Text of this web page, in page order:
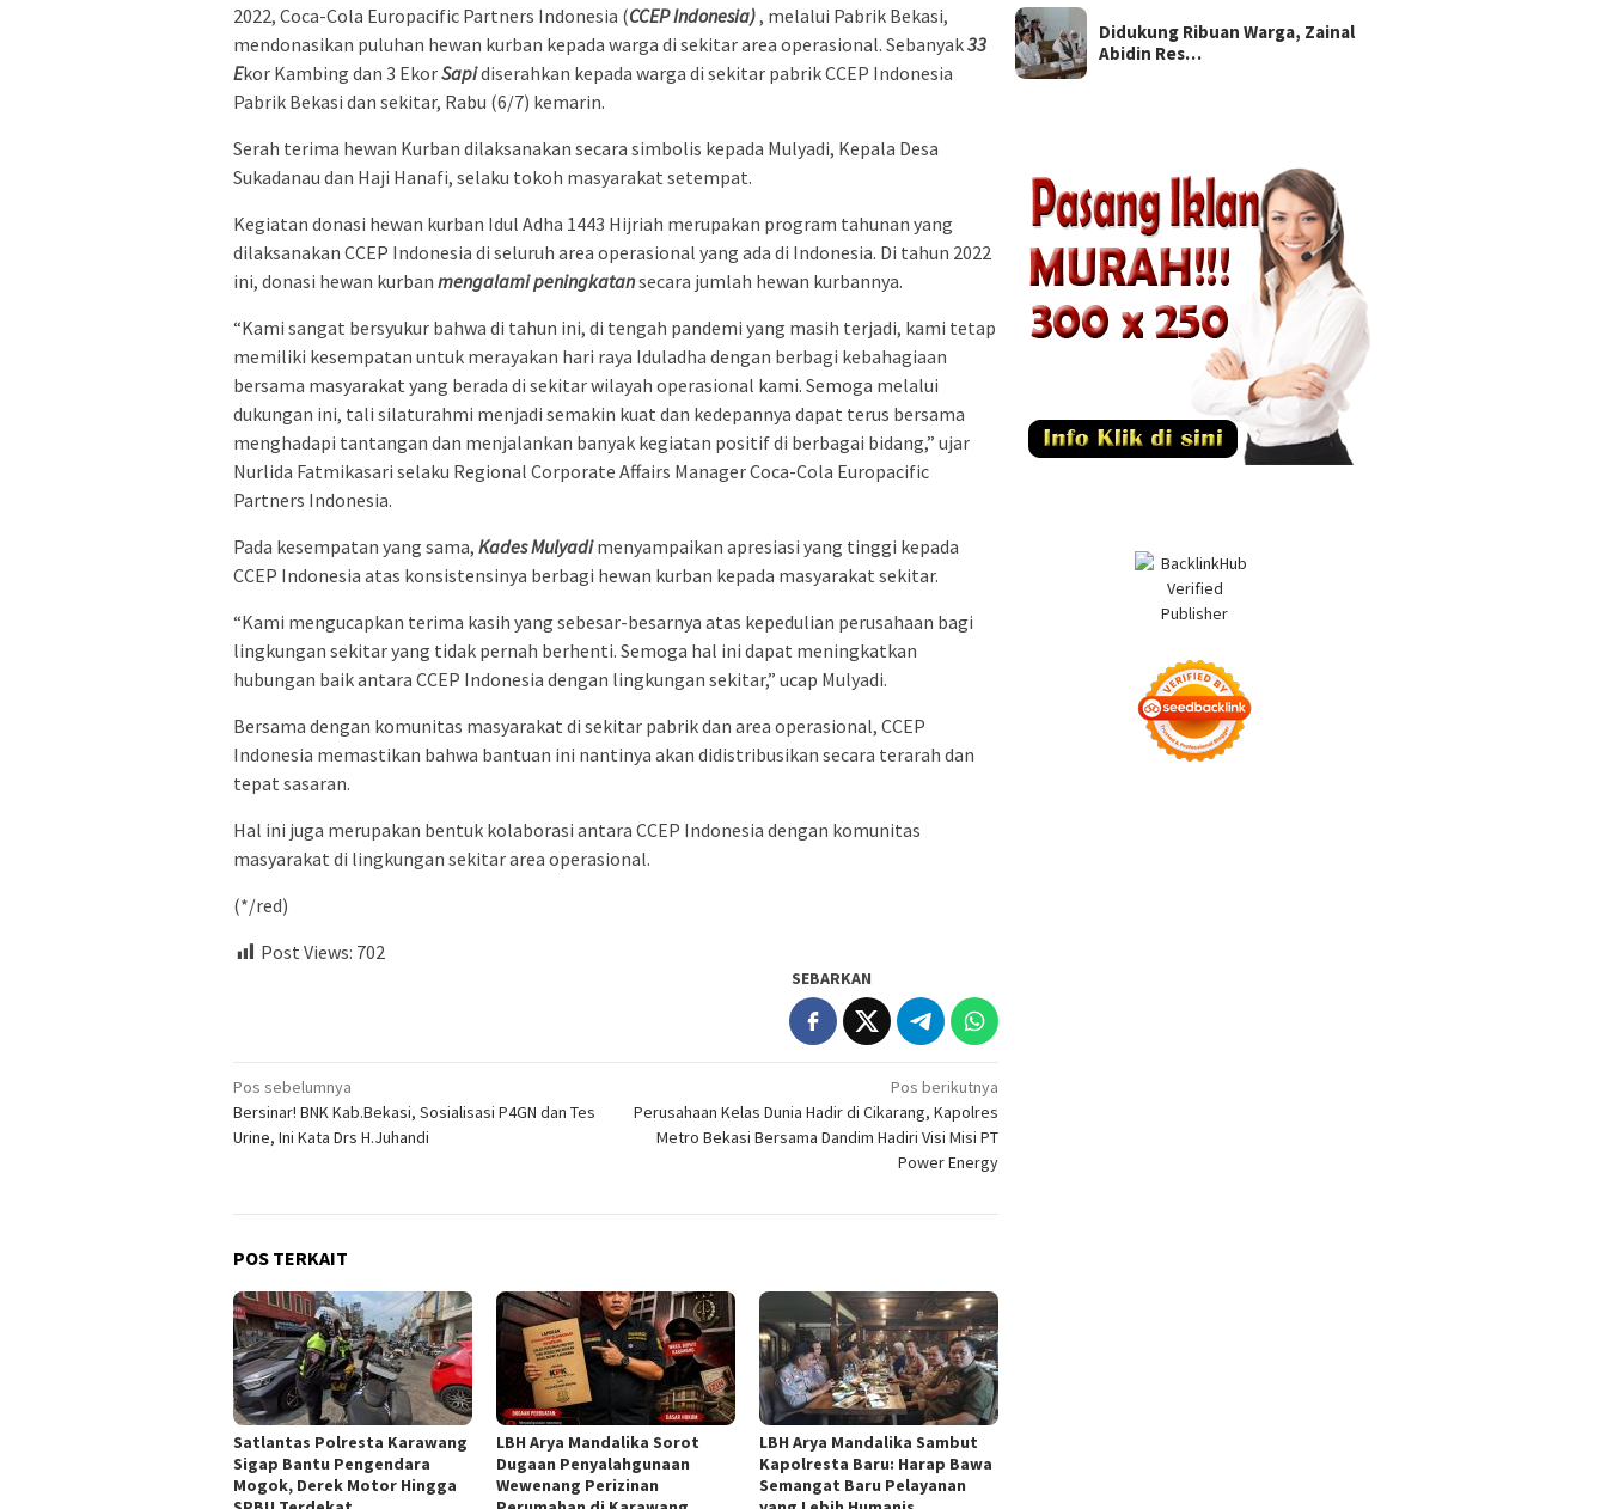
2022, Coca-Cola Europacific Partners Indonesia (CCEP Indonesia), melalui Pabrik Bekasi,
mendonasikan puluhan hewan kurban kepada warga di sekitar area operasional. Sebanyak33
Ekor Kambing dan 3 EkorSapidiserahkan kepada warga di sekitar pabrik CCEP Indonesia
Pabrik Bekasi dan sekitar, Rabu (6/7) kemarin.
Serah terima hewan Kurban dilaksanakan secara simbolis kepada Mulyadi, Kepala Desa
Sukadanau dan Haji Hanafi, selaku tokoh masyarakat setempat.
Kegiatan donasi hewan kurban Idul Adha 1443 Hijriah merupakan program tahunan yang
dilaksanakan CCEP Indonesia di seluruh area operasional yang ada di Indonesia. Di tahun 2022
ini, donasi hewan kurban mengalami peningkatansecara jumlah hewan kurbannya.
“Kami sangat bersyukur bahwa di tahun ini, di tengah pandemi yang masih terjadi, kami tetap
memiliki kesempatan untuk merayakan hari raya Iduladha dengan berbagi kebahagiaan
bersama masyarakat yang berada di sekitar wilayah operasional kami. Semoga melalui
dukungan ini, tali silaturahmi menjadi semakin kuat dan kedepannya dapat terus bersama
menghadapi tantangan dan menjalankan banyak kegiatan positif di berbagai bidang,” ujar
Nurlida Fatmikasari selaku Regional Corporate Affairs Manager Coca-Cola Europacific
Partners Indonesia.
Pada kesempatan yang sama, Kades Mulyadimenyampaikan apresiasi yang tinggi kepada
CCEP Indonesia atas konsistensinya berbagi hewan kurban kepada masyarakat sekitar.
“Kami mengucapkan terima kasih yang sebesar-besarnya atas kepedulian perusahaan bagi
lingkungan sekitar yang tidak pernah berhenti. Semoga hal ini dapat meningkatkan
hubungan baik antara CCEP Indonesia dengan lingkungan sekitar,” ucap Mulyadi.
Bersama dengan komunitas masyarakat di sekitar pabrik dan area operasional, CCEP
Indonesia memastikan bahwa bantuan ini nantinya akan didistribusikan secara terarah dan
tepat sasaran.
Hal ini juga merupakan bentuk kolaborasi antara CCEP Indonesia dengan komunitas
masyarakat di lingkungan sekitar area operasional.
(*/red)
Post Views: 702
SEBARKAN
Navigasi
pos
Pos sebelumnya
Bersinar! BNK Kab.Bekasi, Sosialisasi P4GN dan Tes
Urine, Ini Kata Drs H.Juhandi
Pos berikutnya
Perusahaan Kelas Dunia Hadir di Cikarang, Kapolres
Metro Bekasi Bersama Dandim Hadiri Visi Misi PT
Power Energy
POS TERKAIT
Satlantas Polresta Karawang
Sigap Bantu Pengendara
Mogok, Derek Motor Hingga
LBH Arya Mandalika Sorot
Dugaan Penyalahgunaan
Wewenang Perizinan
LBH Arya Mandalika Sambut
Kapolresta Baru: Harap Bawa
Semangat Baru Pelayanan
Didukung Ribuan Warga, Zainal
Abidin Res…